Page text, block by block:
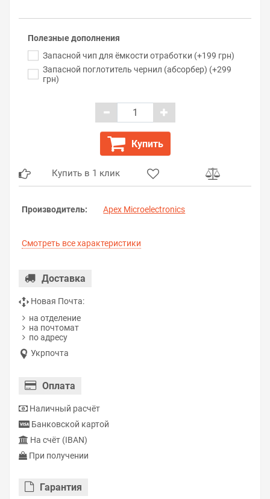
Полезные дополнения
Запасной чип для ёмкости отработки (+199 грн)
Запасной поглотитель чернил (абсорбер) (+299
грн)
Купить
Купить в 1 клик
Производитель: Apex Microelectronics
Смотреть все характеристики
Доставка
Новая Почта:
на отделение
на почтомат
по адресу
Укрпочта
Оплата
Наличный расчёт
Банковской картой
На счёт (IBAN)
При получении
Гарантия